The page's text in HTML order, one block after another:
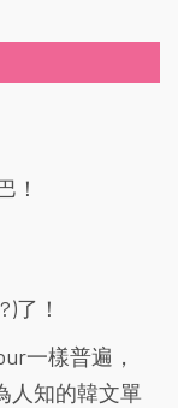
！
了！
一樣普遍，
人知的韓文單